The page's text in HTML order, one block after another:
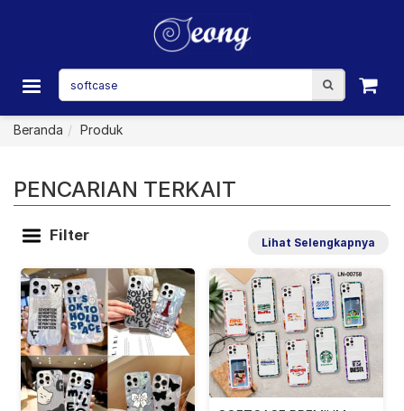
Beranda Produk
PENCARIAN TERKAIT
Filter Lihat Selengkapnya